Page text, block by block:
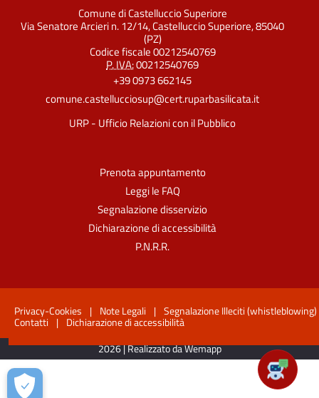
Comune di Castelluccio Superiore
Via Senatore Arcieri n. 12/14, Castelluccio Superiore, 85040
(PZ)
Codice fiscale 00212540769
P. IVA:00212540769
+39 0973 662145
comune.castellucciosup@cert.ruparbasilicata.it
URP - Ufficio Relazioni con il Pubblico
Prenota appuntamento
Leggi le FAQ
Segnalazione disservizio
Dichiarazione di accessibilità
P.N.R.R.
Privacy-Cookies | Note Legali | Segnalazione Illeciti (whistleblowing)
Contatti | Dichiarazione di accessibilità
2026 | Realizzato da Wemapp